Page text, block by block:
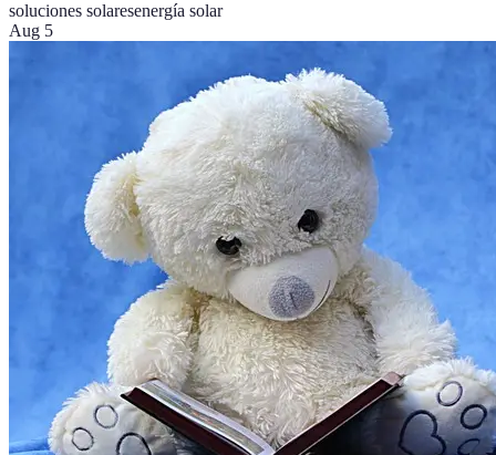
soluciones solaresenergía solar
Aug 5